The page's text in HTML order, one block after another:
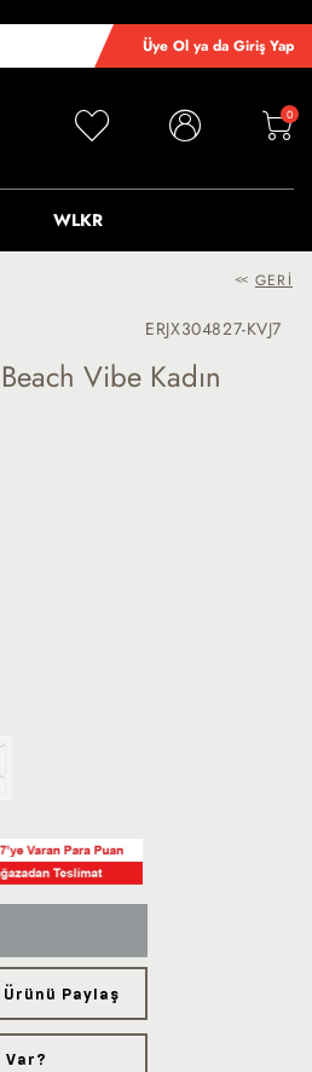
Üye Ol ya da Giriş Yap
0
WLKR
<< GERI
ERJX304827-KVJ7
Vibe Kadın
Ürünü Paylaş
Var?